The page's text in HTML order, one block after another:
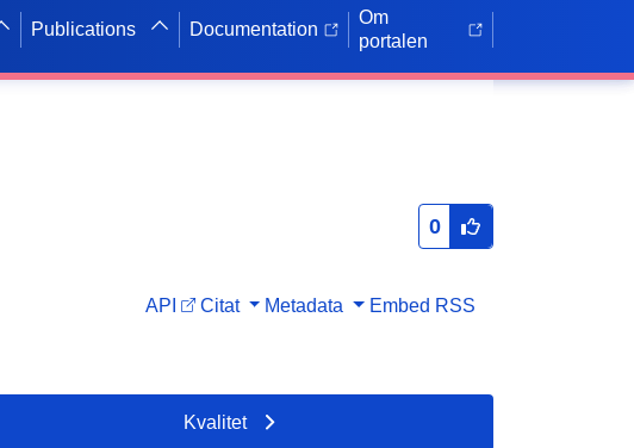
Publications Documentation
Om
portalen
0
API Citat Metadata Embed RSS
Kvalitet